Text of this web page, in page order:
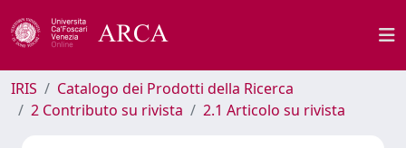
IRIS
Catalogo dei Prodotti della Ricerca
2 Contributo su rivista
2.1 Articolo su rivista